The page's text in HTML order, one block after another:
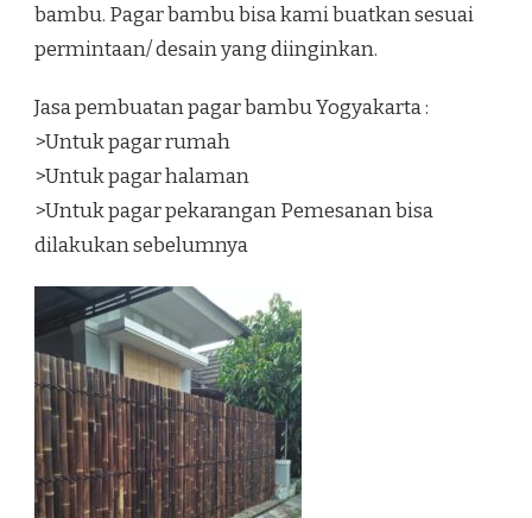
bambu. Pagar bambu bisa kami buatkan sesuai
permintaan/ desain yang diinginkan.
Jasa pembuatan pagar bambu Yogyakarta :
>Untuk pagar rumah
>Untuk pagar halaman
>Untuk pagar pekarangan Pemesanan bisa
dilakukan sebelumnya